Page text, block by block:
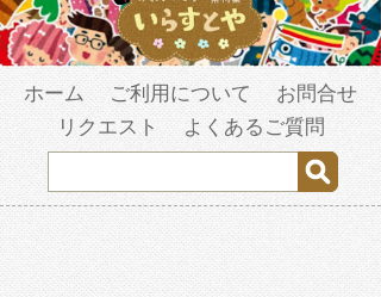
ホーム ご利用について
お問合せ
リクエスト
よくあるご質問